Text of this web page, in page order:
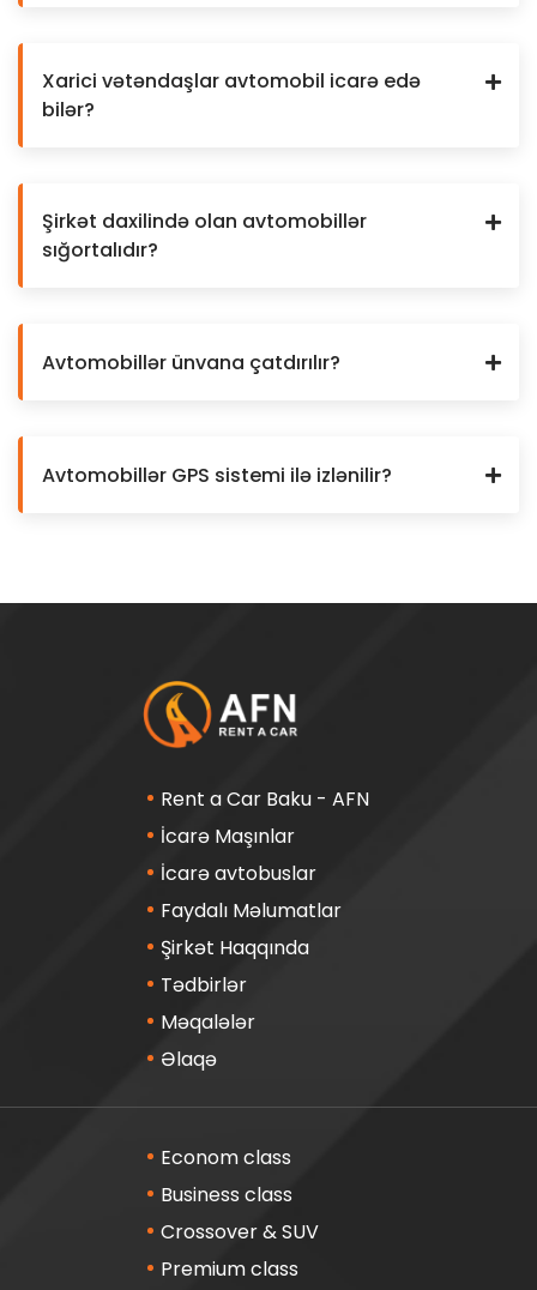
Xarici vətəndaşlar avtomobil icarə edə
bilər?
Şirkət daxilində olan avtomobillər
sığortalıdır?
Avtomobillər ünvana çatdırılır?
Avtomobillər GPS sistemi ilə izlənilir?
Rent a Car Baku - AFN
İcarə Maşınlar
İcarə avtobuslar
Faydalı Məlumatlar
Şirkət Haqqında
Tədbirlər
Məqalələr
Əlaqə
Econom class
Business class
Crossover & SUV
Premium class